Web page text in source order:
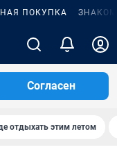
ПОКУПКА
Согласен
отдыхать этим летом